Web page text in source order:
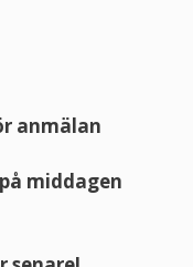
anmälan
middagen